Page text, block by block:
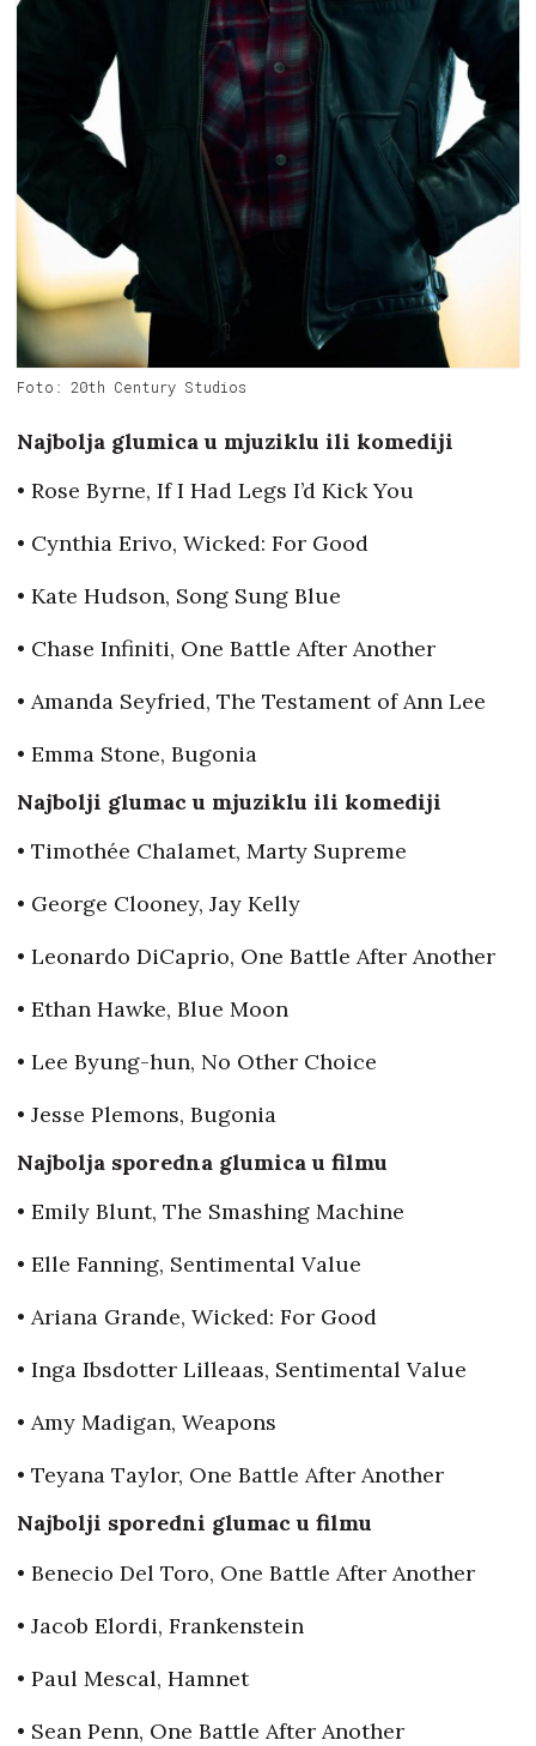
Foto: 20th Century Studios
Najbolja glumica u mjuziklu ili komediji
• Rose Byrne, If I Had Legs I’d Kick You
• Cynthia Erivo, Wicked: For Good
• Kate Hudson, Song Sung Blue
• Chase Infiniti, One Battle After Another
• Amanda Seyfried, The Testament of Ann Lee
• Emma Stone, Bugonia
Najbolji glumac u mjuziklu ili komediji
• Timothée Chalamet, Marty Supreme
• George Clooney, Jay Kelly
• Leonardo DiCaprio, One Battle After Another
• Ethan Hawke, Blue Moon
• Lee Byung-hun, No Other Choice
• Jesse Plemons, Bugonia
Najbolja sporedna glumica u filmu
• Emily Blunt, The Smashing Machine
• Elle Fanning, Sentimental Value
• Ariana Grande, Wicked: For Good
• Inga Ibsdotter Lilleaas, Sentimental Value
• Amy Madigan, Weapons
• Teyana Taylor, One Battle After Another
Najbolji sporedni glumac u filmu
• Benecio Del Toro, One Battle After Another
• Jacob Elordi, Frankenstein
• Paul Mescal, Hamnet
• Sean Penn, One Battle After Another